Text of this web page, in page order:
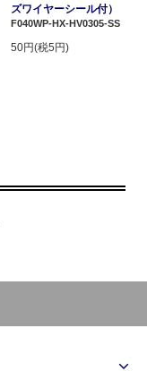
ズワイヤーシール付）
F040WP-HX-HV0305-SS
50円(税5円)